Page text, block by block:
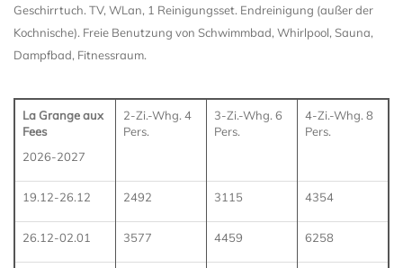
Geschirrtuch. TV, WLan, 1 Reinigungsset. Endreinigung (außer der
Kochnische). Freie Benutzung von Schwimmbad, Whirlpool, Sauna,
Dampfbad, Fitnessraum.
La Grange aux
Fees
2026-2027
2-Zi.-Whg. 4
Pers.
3-Zi.-Whg. 6
Pers.
4-Zi.-Whg. 8
Pers.
19.12-26.12 2492 3115 4354
26.12-02.01 3577 4459 6258